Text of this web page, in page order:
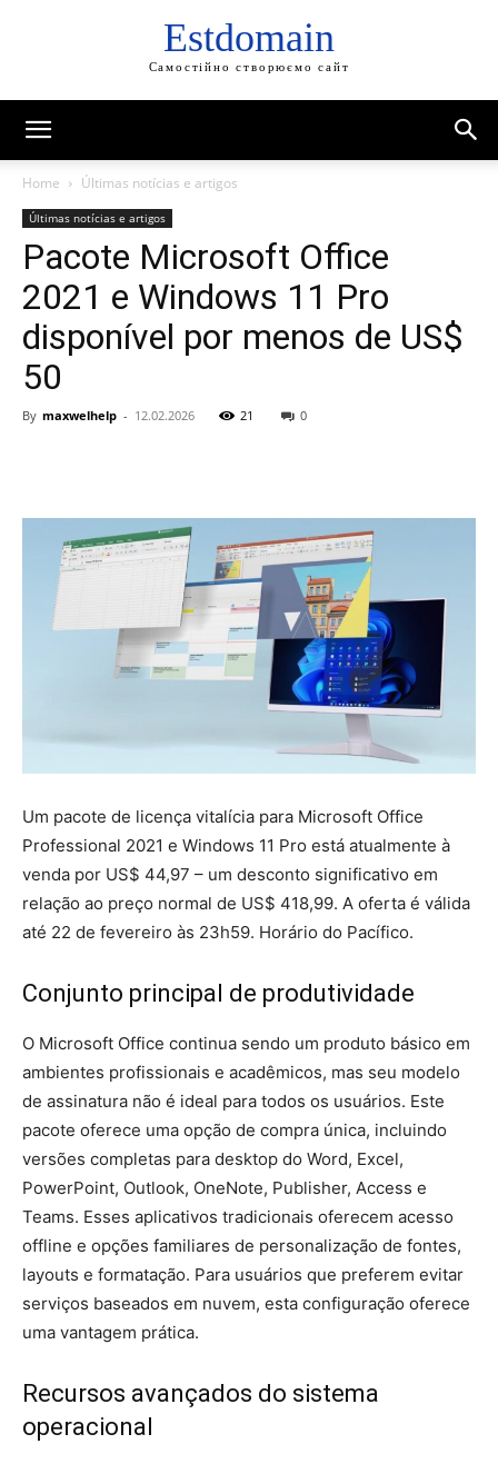
Estdomain
Самостійно створюємо сайт
Home Últimas notícias e artigos
Últimas notícias e artigos
Pacote Microsoft Office
2021 e Windows 11 Pro
disponível por menos de US$
50
By maxwelhelp - 12.02.2026 21 0
Um pacote de licença vitalícia para Microsoft Office
Professional 2021 e Windows 11 Pro está atualmente à
venda por US$ 44,97 – um desconto significativo em
relação ao preço normal de US$ 418,99. A oferta é válida
até 22 de fevereiro às 23h59. Horário do Pacífico.
Conjunto principal de produtividade
O Microsoft Office continua sendo um produto básico em
ambientes profissionais e acadêmicos, mas seu modelo
de assinatura não é ideal para todos os usuários. Este
pacote oferece uma opção de compra única, incluindo
versões completas para desktop do Word, Excel,
PowerPoint, Outlook, OneNote, Publisher, Access e
Teams. Esses aplicativos tradicionais oferecem acesso
offline e opções familiares de personalização de fontes,
layouts e formatação. Para usuários que preferem evitar
serviços baseados em nuvem, esta configuração oferece
uma vantagem prática.
Recursos avançados do sistema
operacional